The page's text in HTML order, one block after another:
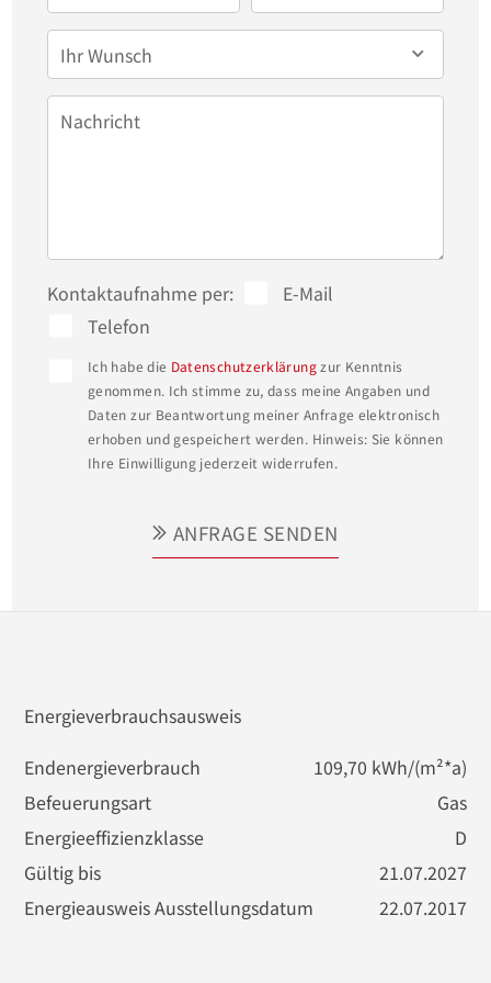
Ihr Wunsch
Nachricht
Kontaktaufnahme per:
E-Mail
Telefon
Ich habe die Datenschutzerklärungzur Kenntnis
genommen. Ich stimme zu, dass meine Angaben und
Daten zur Beantwortung meiner Anfrage elektronisch
erhoben und gespeichert werden. Hinweis: Sie können
Ihre Einwilligung jederzeit widerrufen.
ANFRAGE SENDEN
Energieverbrauchsausweis
Endenergieverbrauch
109,70 kWh/(m²*a)
Befeuerungsart
Gas
Energieeffizienzklasse
D
Gültig bis
21.07.2027
Energieausweis Ausstellungsdatum
22.07.2017